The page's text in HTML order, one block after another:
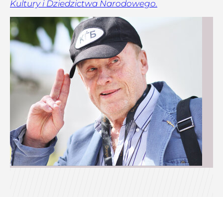
Kultury i Dziedzictwa Narodowego.